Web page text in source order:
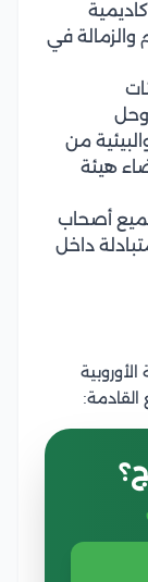
والزمالة في
وحل
من
هيئة
أصحاب
داخل
القادمة: